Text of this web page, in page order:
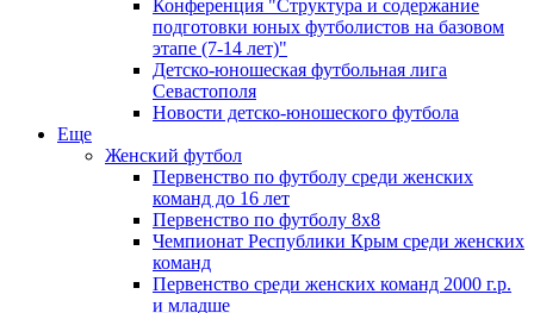
Конференция "Структура и содержание
подготовки юных футболистов на базовом
этапе (7-14 лет)"
Детско-юношеская футбольная лига
Севастополя
Новости детско-юношеского футбола
Еще
Женский футбол
Первенство по футболу среди женских
команд до 16 лет
Первенство по футболу 8х8
Чемпионат Республики Крым среди женских
команд
Первенство среди женских команд 2000 г.р.
и младше